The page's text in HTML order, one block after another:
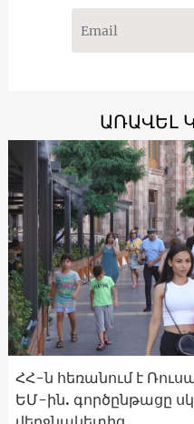
ԱՌԱՎԵԼ
ՀՀ-ն հեռանում է
ԵՄ-ին. գործընթացը